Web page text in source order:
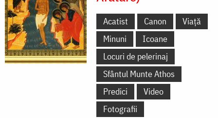
Acatist Canon
Viață
Minuni
Icoane
Locuri de pelerinaj
Sfântul Munte Athos
Predici
Video
Fotografii